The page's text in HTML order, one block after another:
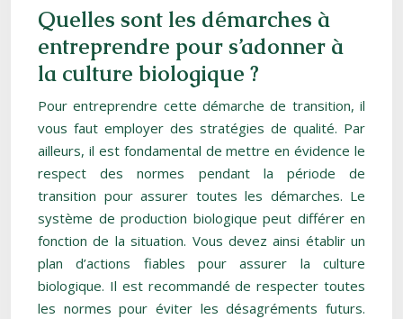
Quelles sont les démarches à
entreprendre pour s’adonner à
la culture biologique ?
Pour entreprendre cette démarche de transition, il
vous faut employer des stratégies de qualité. Par
ailleurs, il est fondamental de mettre en évidence le
respect des normes pendant la période de
transition pour assurer toutes les démarches. Le
système de production biologique peut différer en
fonction de la situation. Vous devez ainsi établir un
plan d’actions fiables pour assurer la culture
biologique. Il est recommandé de respecter toutes
les normes pour éviter les désagréments futurs.